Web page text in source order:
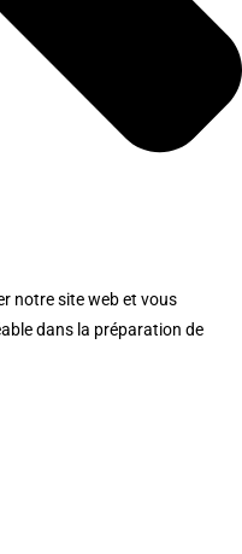
notre site web et vous
dans la préparation de